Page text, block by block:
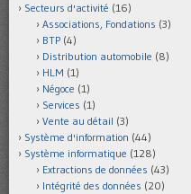
Secteurs d'activité (16)
Associations, Fondations (3)
BTP (4)
Distribution automobile (8)
HLM (1)
Négoce (1)
Services (1)
Vente au détail (3)
Système d'information (44)
Système informatique (128)
Extractions de données (43)
Intégrité des données (20)